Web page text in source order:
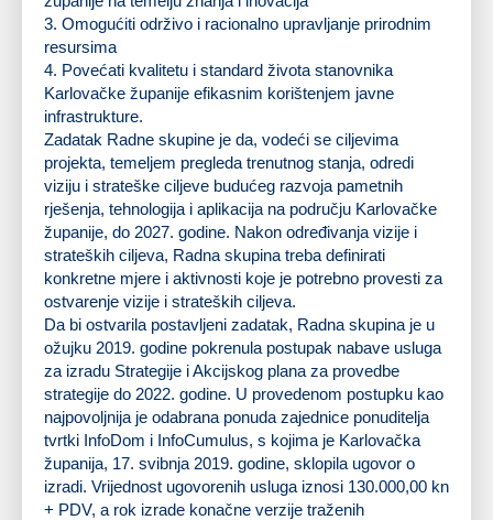
3. Omogućiti održivo i racionalno upravljanje prirodnim
resursima
4. Povećati kvalitetu i standard života stanovnika
Karlovačke županije efikasnim korištenjem javne
infrastrukture.
Zadatak Radne skupine je da, vodeći se ciljevima
projekta, temeljem pregleda trenutnog stanja, odredi
viziju i strateške ciljeve budućeg razvoja pametnih
rješenja, tehnologija i aplikacija na području Karlovačke
županije, do 2027. godine. Nakon određivanja vizije i
strateških ciljeva, Radna skupina treba definirati
konkretne mjere i aktivnosti koje je potrebno provesti za
ostvarenje vizije i strateških ciljeva.
Da bi ostvarila postavljeni zadatak, Radna skupina je u
ožujku 2019. godine pokrenula postupak nabave usluga
za izradu Strategije i Akcijskog plana za provedbe
strategije do 2022. godine. U provedenom postupku kao
najpovoljnija je odabrana ponuda zajednice ponuditelja
tvrtki InfoDom i InfoCumulus, s kojima je Karlovačka
županija, 17. svibnja 2019. godine, sklopila ugovor o
izradi. Vrijednost ugovorenih usluga iznosi 130.000,00 kn
+ PDV, a rok izrade konačne verzije traženih